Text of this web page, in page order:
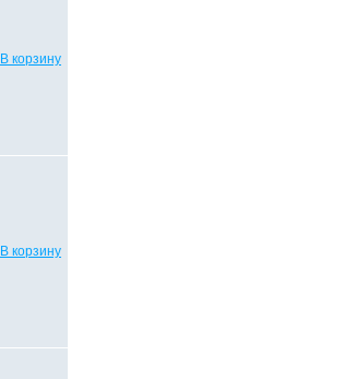
В корзину
В корзину